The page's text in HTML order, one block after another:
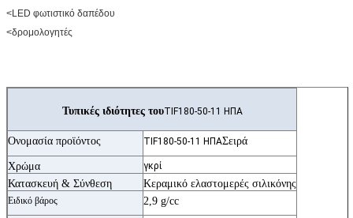
<LED φωτιστικό δαπέδου
<δρομολογητές
Τυπικές ιδιότητες τουTIF180-50-11 ΗΠΑ
Ονομασία προϊόντος TIF180-50-11 ΗΠΑΣειρά
Χρώμα γκρί
Κατασκευή & Σύνθεση Κεραμικό ελαστομερές σιλικόνης
Ειδικό βάρος 2,9 g/cc